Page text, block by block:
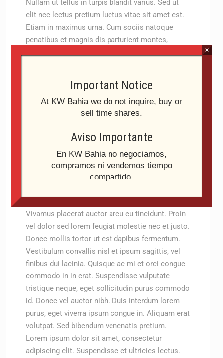
Nullam ut tellus in turpis blandit varius. Sed ut
elit nec lectus pretium luctus vitae sit amet est.
Etiam in maximus urna. Cum sociis natoque
penatibus et magnis dis parturient montes,
Nunc tincidunt libero id tellus luctus efficitur. Sed
sodales dolor justo, eu ultrices ipsum suscipit
non. Nullam eu dolor vitae felis pellentesque
dolor. Quisque non tristique lacus. Ut faucibus,
magna in dapibus vehicula, lectus mauris
pellentesque metus, eu sagittis mi enim quis
massa. Donec nunc urna, pulvinar a vestibulum
Vivamus placerat auctor arcu eu tincidunt. Proin
vel dolor sed lorem feugiat molestie nec et justo.
Donec mollis tortor ut est dapibus fermentum.
Vestibulum convallis nisl et ipsum sagittis, vel
finibus dui lacinia. Quisque ac mi et orci congue
commodo in in erat. Suspendisse vulputate
tristique neque, eget sollicitudin purus commodo
id. Donec vel auctor nibh. Duis interdum lorem
purus, eget viverra ipsum congue in. Aliquam erat
volutpat. Sed bibendum venenatis pretium.
Lorem ipsum dolor sit amet, consectetur
adipiscing elit. Suspendisse et ultricies lectus.
Important Notice
At KW Bahia we do not inquire, buy or
sell time shares.
Aviso Importante
En KW Bahia no negociamos,
compramos ni vendemos tiempo
compartido.
×